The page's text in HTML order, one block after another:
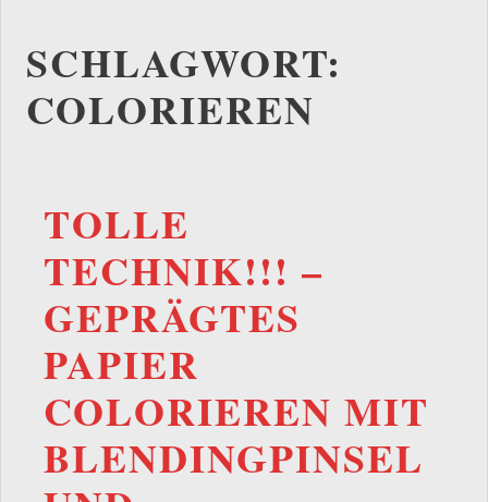
SCHLAGWORT:
COLORIEREN
TOLLE
TECHNIK!!! –
GEPRÄGTES
PAPIER
COLORIEREN MIT
BLENDINGPINSEL